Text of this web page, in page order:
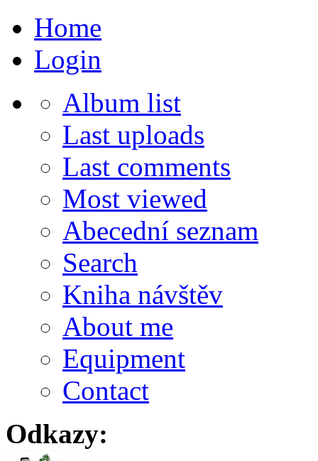
Home
Login
Album list
Last uploads
Last comments
Most viewed
Abecední seznam
Search
Kniha návštěv
About me
Equipment
Contact
Odkazy: